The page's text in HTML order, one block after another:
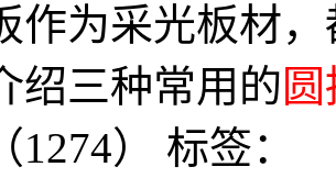
作为采光板材
绍三种常用的
1274） 标签：